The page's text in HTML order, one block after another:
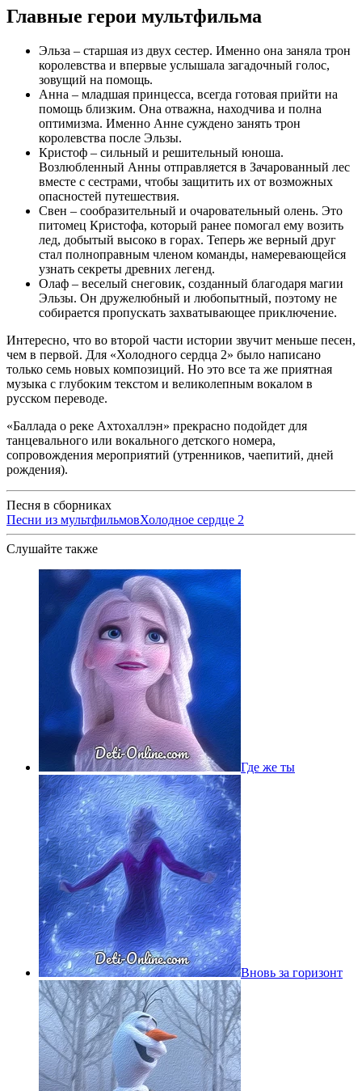
Главные герои мультфильма
Эльза – старшая из двух сестер. Именно она заняла трон
королевства и впервые услышала загадочный голос,
зовущий на помощь.
Анна – младшая принцесса, всегда готовая прийти на
помощь близким. Она отважна, находчива и полна
оптимизма. Именно Анне суждено занять трон
королевства после Эльзы.
Кристоф – сильный и решительный юноша.
Возлюбленный Анны отправляется в Зачарованный лес
вместе с сестрами, чтобы защитить их от возможных
опасностей путешествия.
Свен – сообразительный и очаровательный олень. Это
питомец Кристофа, который ранее помогал ему возить
лед, добытый высоко в горах. Теперь же верный друг
стал полноправным членом команды, намеревающейся
узнать секреты древних легенд.
Олаф – веселый снеговик, созданный благодаря магии
Эльзы. Он дружелюбный и любопытный, поэтому не
собирается пропускать захватывающее приключение.
Интересно, что во второй части истории звучит меньше песен,
чем в первой. Для «Холодного сердца 2» было написано
только семь новых композиций. Но это все та же приятная
музыка с глубоким текстом и великолепным вокалом в
русском переводе.
«Баллада о реке Ахтохаллэн» прекрасно подойдет для
танцевального или вокального детского номера,
сопровождения мероприятий (утренников, чаепитий, дней
рождения).
Песня в сборниках
Песни из мультфильмовХолодное сердце 2
Слушайте также
Где же ты
Вновь за горизонт